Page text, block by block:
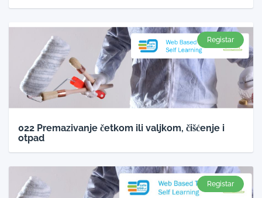
Registar
022 Premazivanje četkom ili valjkom, čišćenje i
otpad
Registar